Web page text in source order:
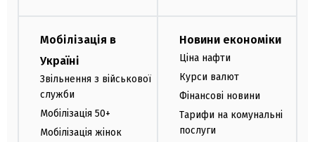
Мобілізація в
Україні
Звільнення з військової
служби
Мобілізація 50+
Мобілізація жінок
Новини економіки
Ціна нафти
Курси валют
Фінансові новини
Тарифи на комунальні
послуги